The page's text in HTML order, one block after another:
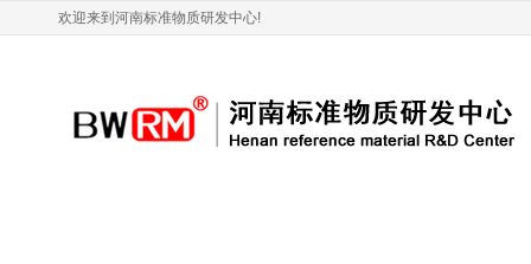
欢迎来到河南标准物质研发中心!